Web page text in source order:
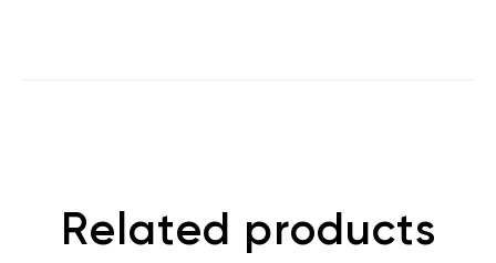
Related products